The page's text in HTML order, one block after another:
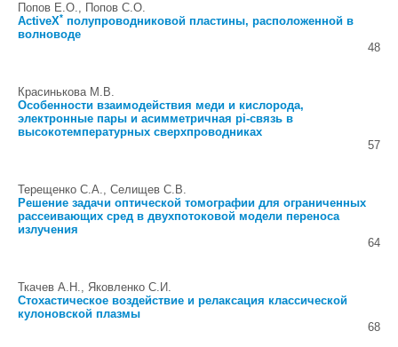
Попов Е.О., Попов С.О.
ActiveX* полупроводниковой пластины, расположенной в
волноводе
48
Красинькова М.В.
Особенности взаимодействия меди и кислорода,
электронные пары и асимметричная pi-связь в
высокотемпературных сверхпроводниках
57
Терещенко С.А., Селищев С.В.
Решение задачи оптической томографии для ограниченных
рассеивающих сред в двухпотоковой модели переноса
излучения
64
Ткачев А.Н., Яковленко С.И.
Стохастическое воздействие и релаксация классической
кулоновской плазмы
68